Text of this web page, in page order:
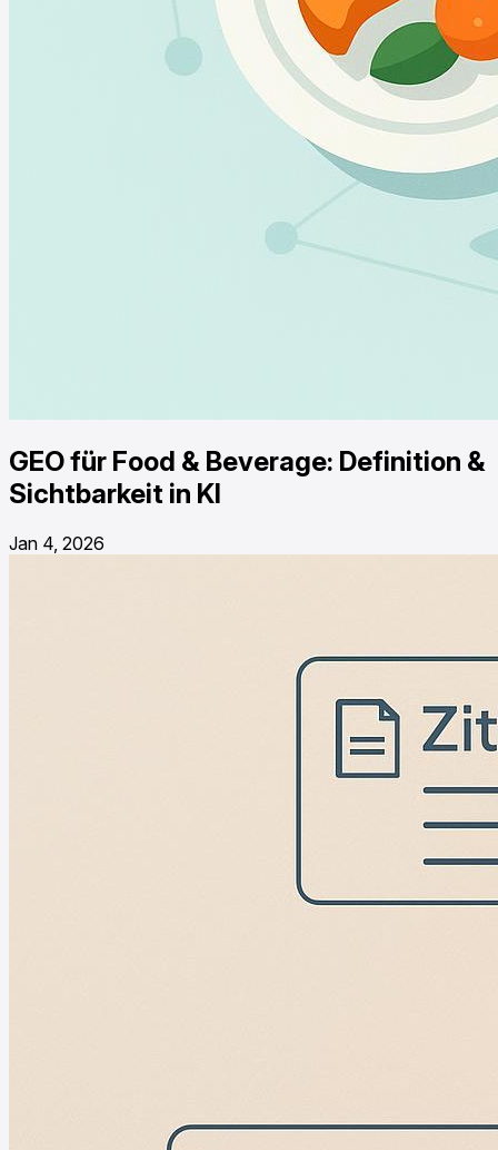
GEO für Food & Beverage: Definition &
Sichtbarkeit in KI
Jan 4, 2026